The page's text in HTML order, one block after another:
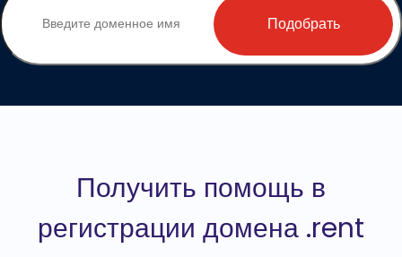
Подобрать
Получить помощь в
регистрации домена .rent